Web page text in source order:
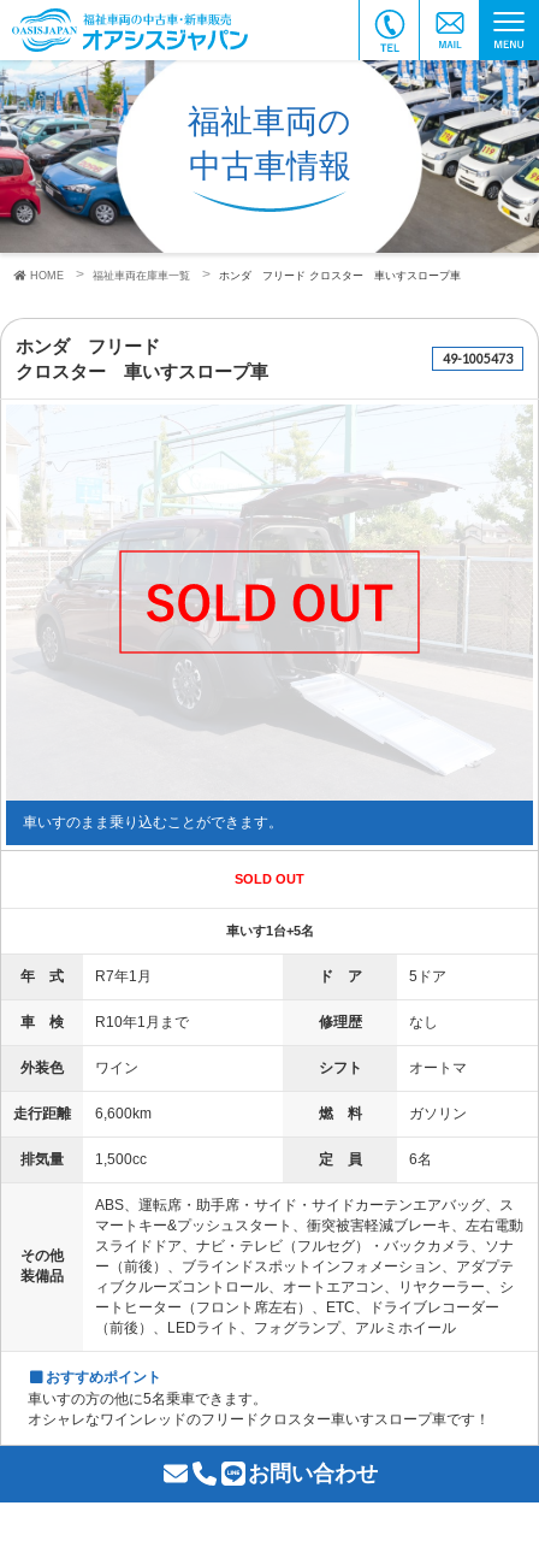
福祉車両の
中古車情報
HOME 福祉車両在庫車一覧 ホンダ フリード クロスター 車いすスロープ車
ホンダ フリード
クロスター 車いすスロープ車
49-1005473
車いすのまま乗り込むことができます。
SOLD OUT
車いす1台+5名
年 式 R7年1月 ド ア 5ドア
車 検 R10年1月まで 修理歴 なし
外装色 ワイン シフト オートマ
走行距離 6,600km 燃 料 ガソリン
排気量 1,500cc 定 員 6名
その他
装備品
ABS、運転席・助手席・サイド・サイドカーテンエアバッグ、ス
マートキー&プッシュスタート、衝突被害軽減ブレーキ、左右電動
スライドドア、ナビ・テレビ（フルセグ）・バックカメラ、ソナ
ー（前後）、ブラインドスポットインフォメーション、アダプテ
ィブクルーズコントロール、オートエアコン、リヤクーラー、シ
ートヒーター（フロント席左右）、ETC、ドライブレコーダー
（前後）、LEDライト、フォグランプ、アルミホイール
おすすめポイント
車いすの方の他に5名乗車できます。
オシャレなワインレッドのフリードクロスター車いすスロープ車です！
お問い合わせ